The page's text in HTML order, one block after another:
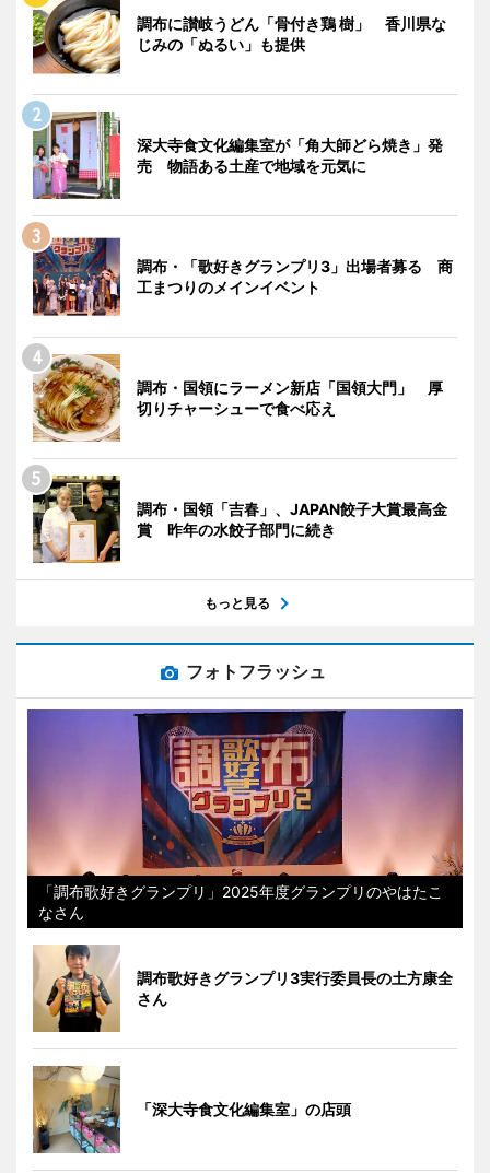
調布に讃岐うどん「骨付き鶏 樹」 香川県な
じみの「ぬるい」も提供
深大寺食文化編集室が「角大師どら焼き」発
売 物語ある土産で地域を元気に
調布・「歌好きグランプリ3」出場者募る 商
工まつりのメインイベント
調布・国領にラーメン新店「国領大門」 厚
切りチャーシューで食べ応え
調布・国領「吉春」、JAPAN餃子大賞最高金
賞 昨年の水餃子部門に続き
もっと見る
フォトフラッシュ
「調布歌好きグランプリ」2025年度グランプリのやはたこ
なさん
調布歌好きグランプリ3実行委員長の土方康全
さん
「深大寺食文化編集室」の店頭